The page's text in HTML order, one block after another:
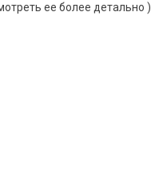
ее более детально )